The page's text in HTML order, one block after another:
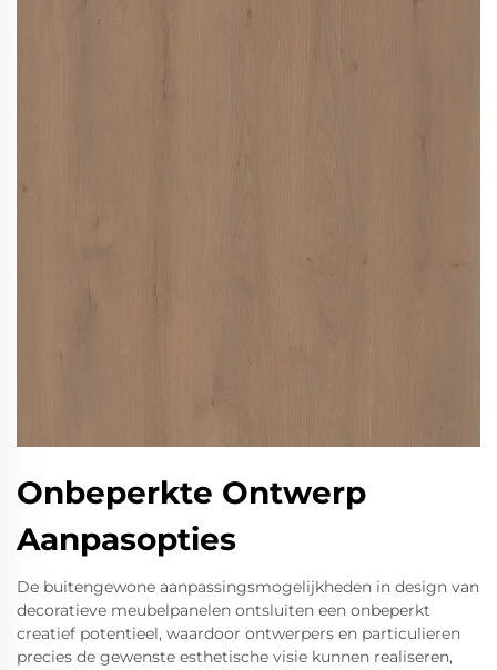
Onbeperkte Ontwerp
Aanpasopties
De buitengewone aanpassingsmogelijkheden in design van
decoratieve meubelpanelen ontsluiten een onbeperkt
creatief potentieel, waardoor ontwerpers en particulieren
precies de gewenste esthetische visie kunnen realiseren,